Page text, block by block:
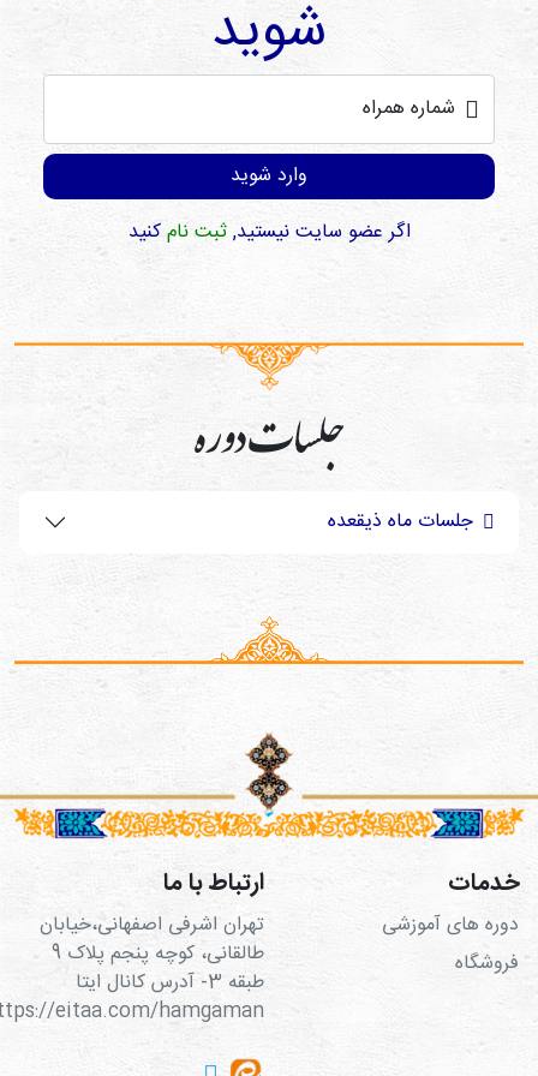
شوید
شماره همراه
وارد شوید
اگر عضو سایت نیستید,ثبت نامکنید
جلسات دوره
جلسات ماه ذیقعده
خدمات
دوره های آموزشی
فروشگاه
ارتباط با ما
تهران اشرفی اصفهانی،خیابان
طالقانی، کوچه پنجم پلاک 9
طبقه 3- آدرس کانال ایتا
https://eitaa.com/hamgaman